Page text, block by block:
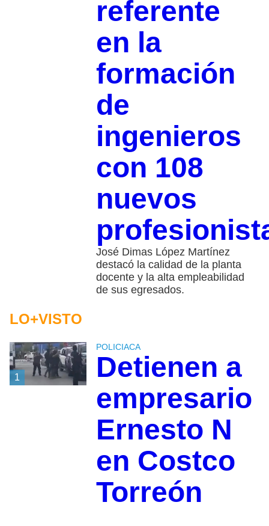
referente
en la
formación
de
ingenieros
con 108
nuevos
José Dimas López Martínez
destacó la calidad de la planta
docente y la alta empleabilidad
de sus egresados.
LO+VISTO
1
POLICIACA
Detienen a
empresario
Ernesto N
en Costco
Torreón